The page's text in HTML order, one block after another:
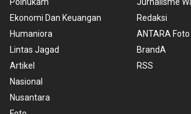
Ekonomi Dan Keuangan
Humaniora
Lintas Jagad
Artikel
Nasional
Nusantara
Redaksi
ANTARA Foto
BrandA
RSS